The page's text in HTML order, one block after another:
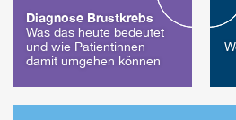
Diagnose Brustkrebs
Was das heute bedeutet
und wie Patientinnen
damit umgehen können